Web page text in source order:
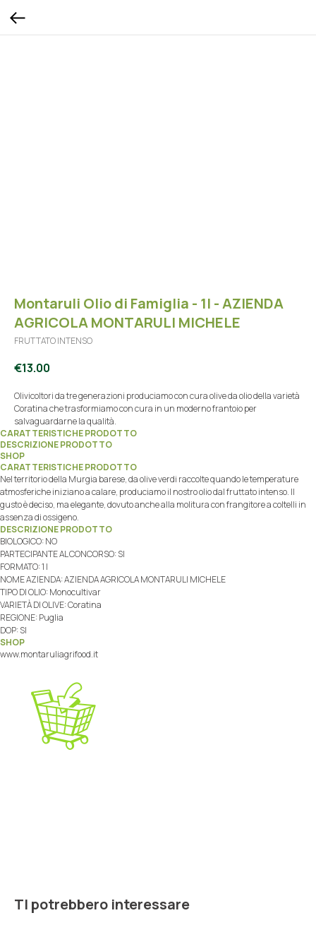
Montaruli Olio di Famiglia - 1l - AZIENDA
AGRICOLA MONTARULI MICHELE
FRUTTATO INTENSO
€13.00
Olivicoltori da tre generazioni produciamo con cura olive da olio della varietà
Coratina che trasformiamo con cura in un moderno frantoio per
salvaguardarne la qualità.
CARATTERISTICHE PRODOTTO
DESCRIZIONE PRODOTTO
SHOP
CARATTERISTICHE PRODOTTO
Nel territorio della Murgia barese, da olive verdi raccolte quando le temperature
atmosferiche iniziano a calare, produciamo il nostro olio dal fruttato intenso. Il
gusto è deciso, ma elegante, dovuto anche alla molitura con frangitore a coltelli in
assenza di ossigeno.
DESCRIZIONE PRODOTTO
BIOLOGICO: NO
PARTECIPANTE AL CONCORSO: SI
FORMATO: 1 l
NOME AZIENDA: AZIENDA AGRICOLA MONTARULI MICHELE
TIPO DI OLIO: Monocultivar
VARIETÀ DI OLIVE: Coratina
REGIONE: Puglia
DOP: SI
SHOP
www.montaruliagrifood.it
TI potrebbero interessare